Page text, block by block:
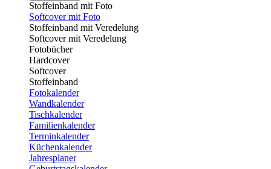
Stoffeinband mit Foto
Softcover mit Foto
Stoffeinband mit Veredelung
Softcover mit Veredelung
Fotobücher
Hardcover
Softcover
Stoffeinband
Fotokalender
Wandkalender
Tischkalender
Familienkalender
Terminkalender
Küchenkalender
Jahresplaner